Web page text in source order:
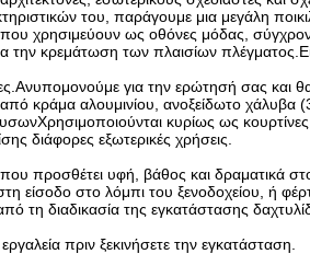
του, παράγουμε μια μεγάλη
χρησιμεύουν ως οθόνες μόδας,
κρεμάτωση των πλαισίων
για την ερώτησή σας
κράμα αλουμινίου, ανοξείδωτο
κυρίως ως
διάφορες εξωτερικές χρήσεις.
που προσθέτει υφή, βάθος και δραματικά
είσοδο στο λόμπι του ξενοδοχείου, ή
της εγκατάστασης δαχτυλίδι
πριν ξεκινήσετε την εγκατάσταση.